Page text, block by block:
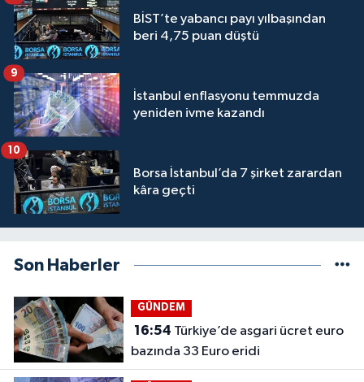
BİST’te yabancı payı yılbaşından
beri 4,75 puan düştü
İstanbul enflasyonu temmuzda
yeniden ivme kazandı
9
Borsa İstanbul’da 7 şirket zarardan
kâra geçti
10
Son Haberler
GÜNDEM
16:54
bazında 33 Euro eridi